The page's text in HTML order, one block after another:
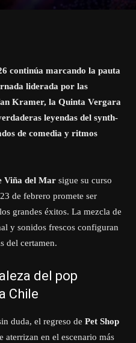
continúa marcando la pauta
liderada por las
Kramer, la Quinta Vergara
leyendas del synth-
de comedia y ritmos
Viña del Mar sigue su curso
de febrero promete ser
grandes éxitos. La mezcla de
y sonidos frescos configuran
del certamen.
del pop
Chile
duda, el regreso de Pet Shop
aterrizan en el escenario más